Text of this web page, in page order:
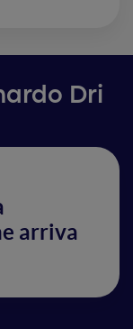
Dri
arriva